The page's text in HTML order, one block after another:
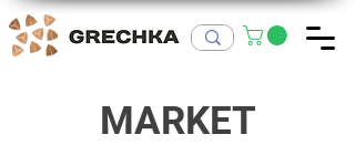
MARKET